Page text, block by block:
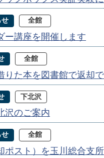
せ 全館
ー講座を開催します
全館
りた本を図書館で返却
下北沢
沢のご案内
せ 全館
ポスト）を玉川総合支